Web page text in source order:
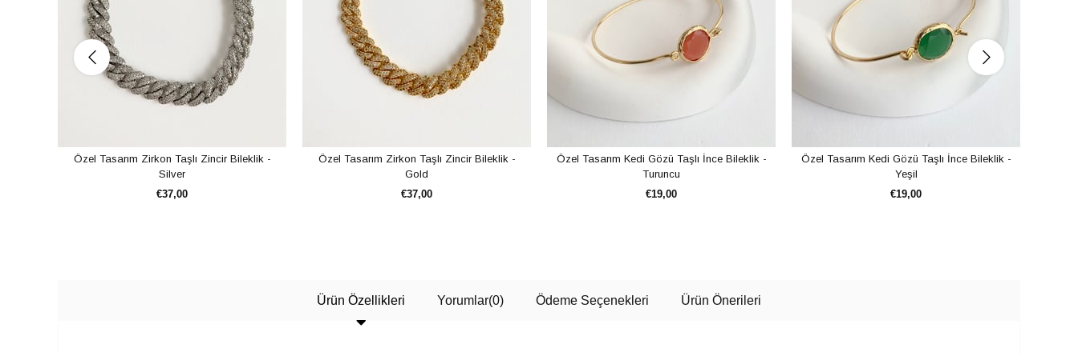
Özel Tasarım Zirkon Taşlı Zincir Bileklik -
Silver
€37,00
Özel Tasarım Zirkon Taşlı Zincir Bileklik -
Gold
€37,00
Özel Tasarım Kedi Gözü Taşlı İnce Bileklik -
Turuncu
€19,00
Özel Tasarım Kedi Gözü Taşlı İnce Bileklik -
Yeşil
€19,00
Ürün Özellikleri Yorumlar(0) Ödeme Seçenekleri Ürün Önerileri